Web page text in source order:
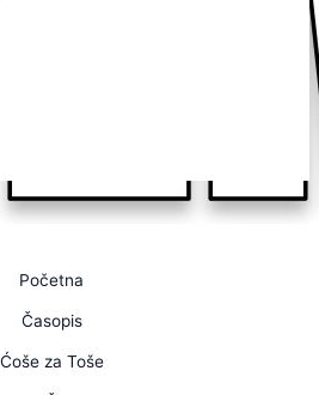
Početna
Časopis
Ćoše za Toše